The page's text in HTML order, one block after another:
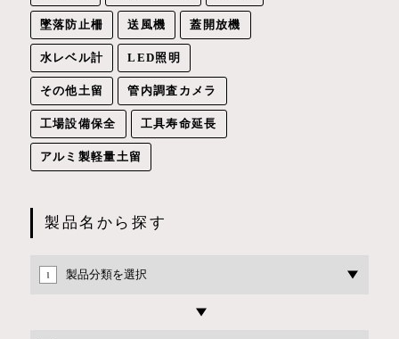
墜落防止柵 送風機 蓋開放機
水レベル計 LED照明
その他土留 管内調査カメラ
工場設備保全 工具寿命延長
アルミ製軽量土留
製品名から探す